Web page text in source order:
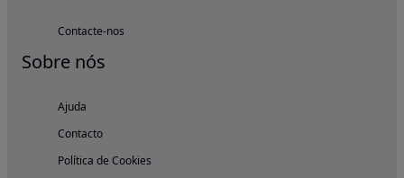
Contacte-nos
Sobre nós
Ajuda
Contacto
Política de Cookies